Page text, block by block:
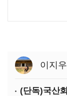
이지우